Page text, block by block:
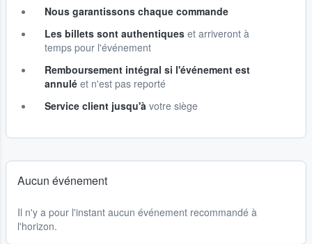
Nous garantissons chaque commande
Les billets sont authentiques et arriveront à
temps pour l'événement
Remboursement intégral si l'événement est
annulé et n'est pas reporté
Service client jusqu'à votre siège
Aucun événement
Il n'y a pour l'instant aucun événement recommandé à
l'horizon.